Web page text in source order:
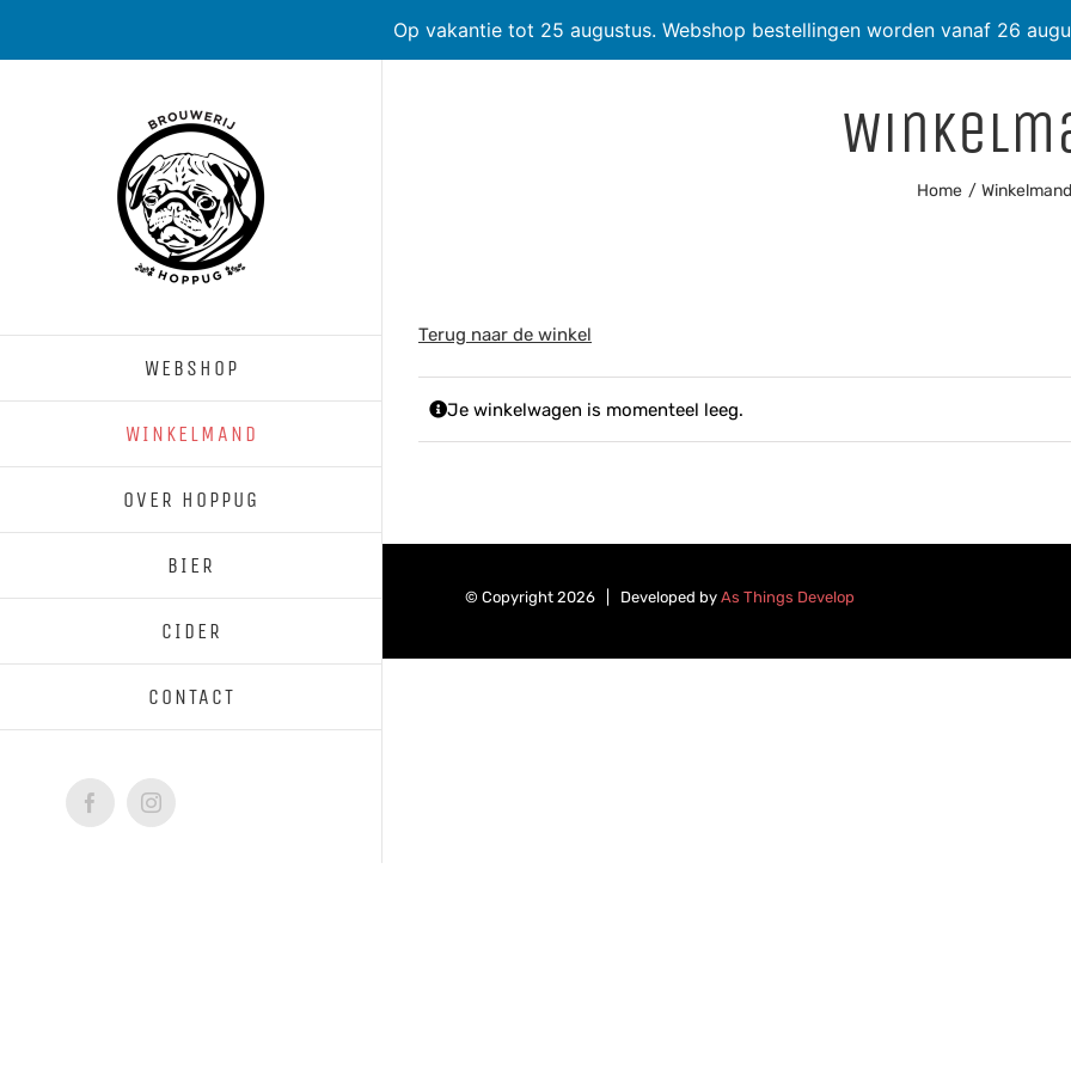
Op vakantie tot 25 augustus. Webshop bestellingen worden vanaf 26
WEBSHOP
WINKELMAND
OVER HOPPUG
BIER
CIDER
CONTACT
FacebookInstagram
Home Winkelmand
Terug naar de winkel
Je winkelwagen is momenteel leeg.
© Copyright 2026 | Developed by As Things Develop